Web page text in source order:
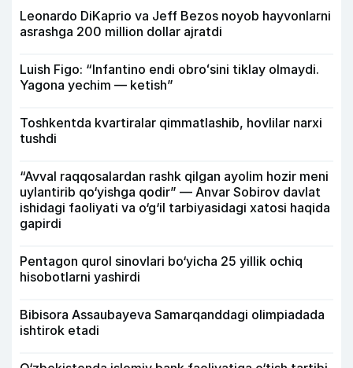
Leonardo DiKaprio va Jeff Bezos noyob hayvonlarni
asrashga 200 million dollar ajratdi
Luish Figo: “Infantino endi obroʻsini tiklay olmaydi.
Yagona yechim — ketish”
Toshkentda kvartiralar qimmatlashib, hovlilar narxi
tushdi
“Avval raqqosalardan rashk qilgan ayolim hozir meni
uylantirib qo‘yishga qodir” — Anvar Sobirov davlat
ishidagi faoliyati va o‘g‘il tarbiyasidagi xatosi haqida
gapirdi
Pentagon qurol sinovlari bo‘yicha 25 yillik ochiq
hisobotlarni yashirdi
Bibisora Assaubayeva Samarqanddagi olimpiadada
ishtirok etadi